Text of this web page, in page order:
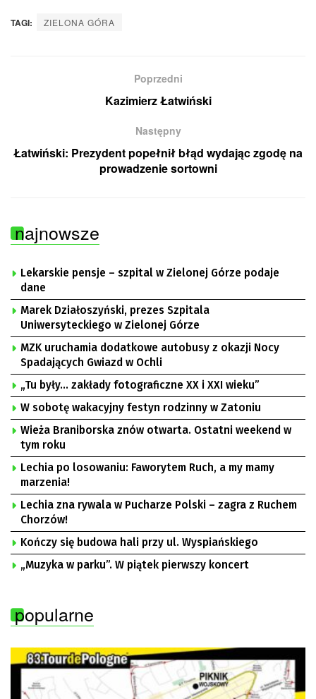
TAGI: ZIELONA GÓRA
Poprzedni
Kazimierz Łatwiński
Następny
Łatwiński: Prezydent popełnił błąd wydając zgodę na
prowadzenie sortowni
najnowsze
Lekarskie pensje – szpital w Zielonej Górze podaje
dane
Marek Działoszyński, prezes Szpitala
Uniwersyteckiego w Zielonej Górze
MZK uruchamia dodatkowe autobusy z okazji Nocy
Spadających Gwiazd w Ochli
„Tu były… zakłady fotograficzne XX i XXI wieku”
W sobotę wakacyjny festyn rodzinny w Zatoniu
Wieża Braniborska znów otwarta. Ostatni weekend w
tym roku
Lechia po losowaniu: Faworytem Ruch, a my mamy
marzenia!
Lechia zna rywala w Pucharze Polski – zagra z Ruchem
Chorzów!
Kończy się budowa hali przy ul. Wyspiańskiego
„Muzyka w parku”. W piątek pierwszy koncert
popularne